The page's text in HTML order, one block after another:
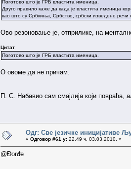
Поготово што је ГРБ властита именица.
Друго правило каже да када је властита именица
као што су Србкиња, Србство, србски изведене
Ово резоновање је, отприлике, на
Цитат
Поготово што је ГРБ властита именица.
О овоме да не причам.
П. С. Набавио сам смајлија који
Одг: Све језичке иницијативе
« Одговор #61 у: 22.49 ч. 03.03.2010. »
@Đorđe